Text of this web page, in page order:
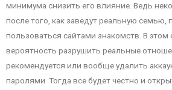
минимума снизить его влияние. Ведь
после того, как заведут реальную
пользоваться сайтами знакомств. В этом
вероятность разрушить реальные
рекомендуется или вообще удалить
паролями. Тогда все будет честно и